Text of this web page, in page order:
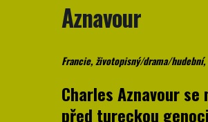
Aznavour
Francie, životopisný/drama/
Charles Aznavour
před tureckou